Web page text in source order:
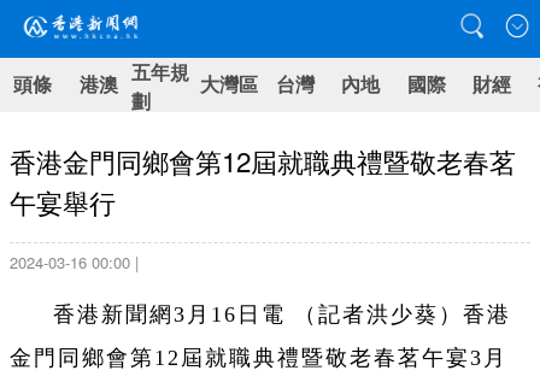
頭條 港澳 五年規
劃
大灣區 台灣 內地 國際 財經
香港金門同鄉會第12屆就職典禮暨敬老春茗
午宴舉行
2024-03-16 00:00 |
香港新聞網3月16日電 （記者洪少葵）香港
金門同鄉會第12屆就職典禮暨敬老春茗午宴3月